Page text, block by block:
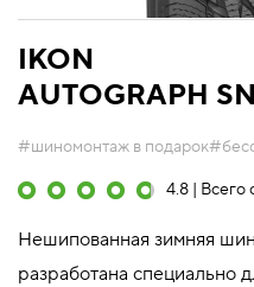
IKON
AUTOGRAPH
#шиномонтаж в подарок
4.8 | Всего
Нешипованная зимняя
разработана специально